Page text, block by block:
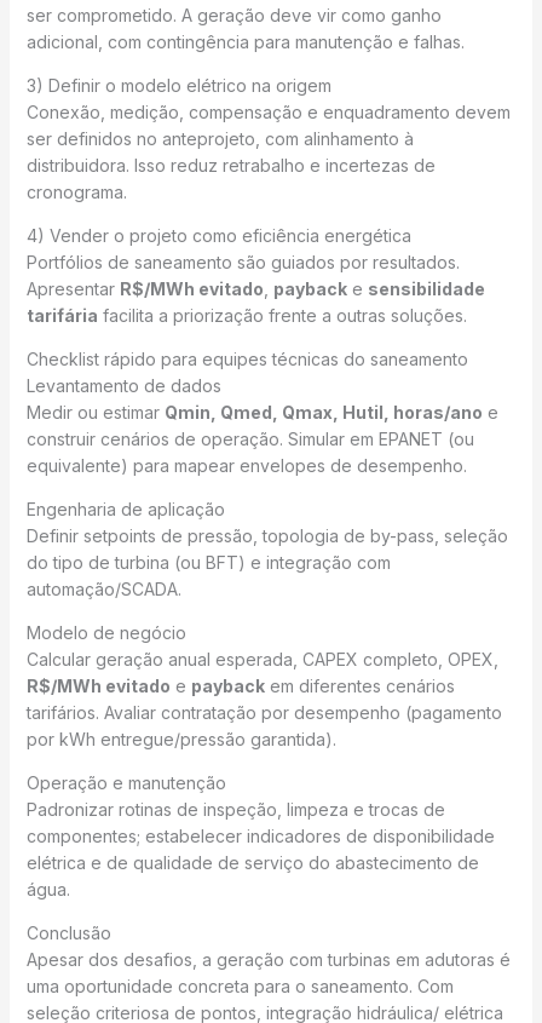
ser comprometido. A geração deve vir como ganho
adicional, com contingência para manutenção e falhas.
3) Definir o modelo elétrico na origem
Conexão, medição, compensação e enquadramento devem
ser definidos no anteprojeto, com alinhamento à
distribuidora. Isso reduz retrabalho e incertezas de
cronograma.
4) Vender o projeto como eficiência energética
Portfólios de saneamento são guiados por resultados.
Apresentar R$/MWh evitado paybacke sensibilidade
tarifária facilita a priorização frente a outras soluções.
Checklist rápido para equipes técnicas do saneamento
Levantamento de dados
Medir ou estimar Qmin, Qmed, Qmax, Hutil, horas/ano e
construir cenários de operação. Simular em EPANET (ou
equivalente) para mapear envelopes de desempenho.
Engenharia de aplicação
Definir setpoints de pressão, topologia de by-pass, seleção
do tipo de turbina (ou BFT) e integração com
automação/SCADA.
Modelo de negócio
Calcular geração anual esperada, CAPEX completo, OPEX,
R$/MWh evitado e paybackem diferentes cenários
tarifários. Avaliar contratação por desempenho (pagamento
por kWh entregue/pressão garantida).
Operação e manutenção
Padronizar rotinas de inspeção, limpeza e trocas de
componentes; estabelecer indicadores de disponibilidade
elétrica e de qualidade de serviço do abastecimento de
água.
Conclusão
Apesar dos desafios, a geração com turbinas em adutoras é
uma oportunidade concreta para o saneamento. Com
seleção criteriosa de pontos, integração hidráulica/ elétrica